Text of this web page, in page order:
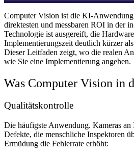
Computer Vision ist die KI-
direktesten und messbaren ROI in der
Technologie ist ausgereift, die
Implementierungszeit deutlich kürzer
Dieser Leitfaden zeigt, wo die realen
wie Sie eine Implementierung angehen.
Was Computer Vision in
Qualitätskontrolle
Die häufigste Anwendung. Kameras
Defekte, die menschliche Inspektoren
Ermüdung die Fehlerrate erhöht: